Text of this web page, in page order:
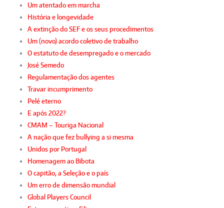
Um atentado em marcha
História e longevidade
A extinção do SEF e os seus procedimentos
Um (novo) acordo coletivo de trabalho
O estatuto de desempregado e o mercado
José Semedo
Regulamentação dos agentes
Travar incumprimento
Pelé eterno
E após 2022?
CMAM – Touriga Nacional
A nação que fez bullying a si mesma
Unidos por Portugal
Homenagem ao Bibota
O capitão, a Seleção e o país
Um erro de dimensão mundial
Global Players Council